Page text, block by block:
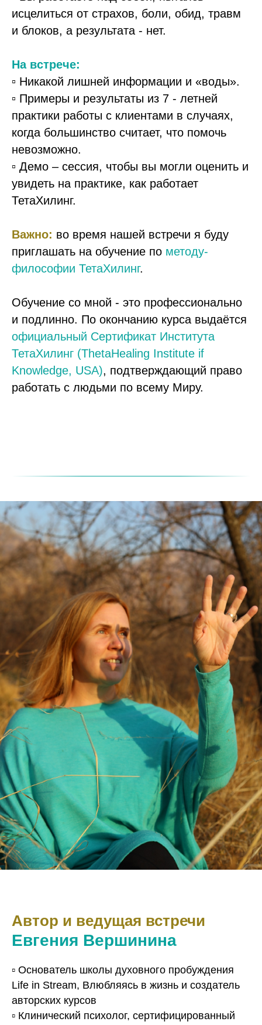
исцелиться от страхов, боли, обид, травм
и блоков, а результата - нет.
На встрече:
▫️ Никакой лишней информации и «воды».
▫️ Примеры и результаты из 7 - летней
практики работы с клиентами в случаях,
когда большинство считает, что помочь
невозможно.
▫️ Демо – сессия, чтобы вы могли оценить и
увидеть на практике, как работает
ТетаХилинг.
Важно: во время нашей встречи я буду
приглашать на обучение по методу-
философии ТетаХилинг.
Обучение со мной - это профессионально
и подлинно. По окончанию курса выдаётся
официальный Сертификат Института
ТетаХилинг (ThetaHealing Institute if
Knowledge, USA), подтверждающий право
работать с людьми по всему Миру.
Автор и ведущая встречи
Евгения Вершинина
▫️ Основатель школы духовного пробуждения
Life in Stream, Влюбляясь в жизнь и создатель
авторских курсов
▫️ Клинический психолог, сертифицированный